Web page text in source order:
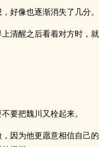
好像也逐渐消失了几分。
清醒之后看着对方时，
要把魏川又栓起来。
因为他更愿意相信自己